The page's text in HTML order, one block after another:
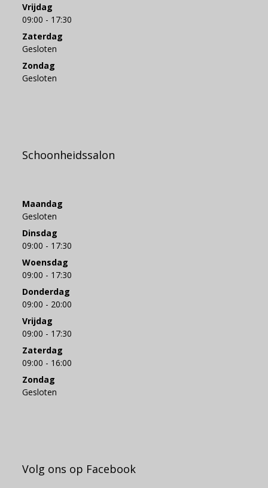
Vrijdag
09:00 - 17:30
Zaterdag
Gesloten
Zondag
Gesloten
Schoonheidssalon
Maandag
Gesloten
Dinsdag
09:00 - 17:30
Woensdag
09:00 - 17:30
Donderdag
09:00 - 20:00
Vrijdag
09:00 - 17:30
Zaterdag
09:00 - 16:00
Zondag
Gesloten
Volg ons op Facebook